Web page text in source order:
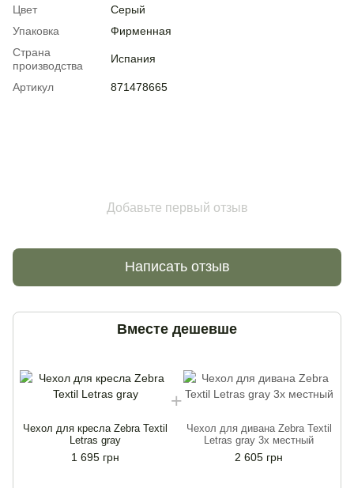
Цвет
Cерый
Упаковка
Фирменная
Страна
производства
Испания
Артикул 871478665
Добавьте первый отзыв
Написать отзыв
Вместе дешевше
Чехол для кресла Zebra Textil
Letras gray
1 695 грн
Чехол для дивана Zebra Textil
Letras gray 3х местный
2 605 грн